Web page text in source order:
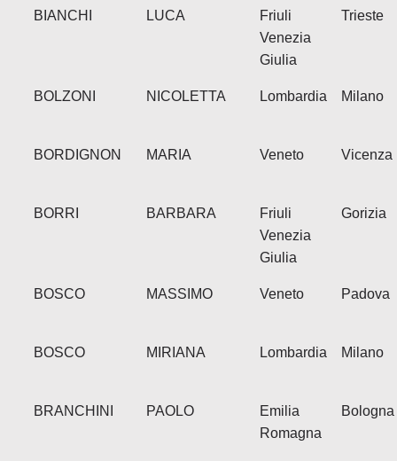
BIANCHI LUCA
Friuli
Venezia
Giulia
Trieste
BOLZONI NICOLETTA Lombardia Milano
BORDIGNON MARIA Veneto Vicenza
BORRI BARBARA
Friuli
Venezia
Giulia
Gorizia
BOSCO MASSIMO Veneto Padova
BOSCO MIRIANA Lombardia Milano
BRANCHINI PAOLO
Emilia
Romagna
Bologna